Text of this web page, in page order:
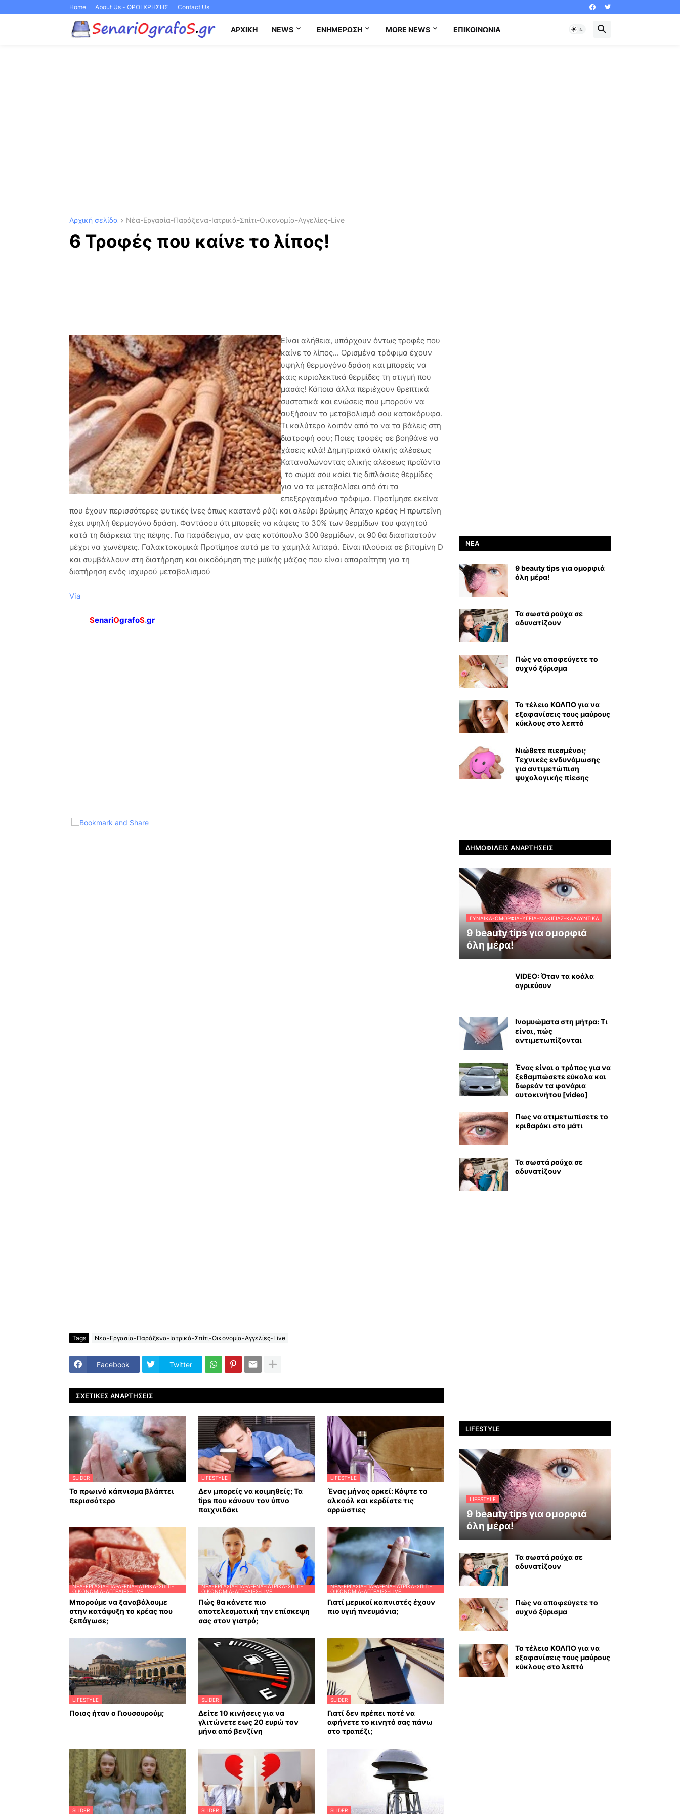
Home About Us - ΟΡΟΙ ΧΡΗΣΗΣ Contact Us
ΑΡΧΙΚΉ NEWS ΕΝΗΜΈΡΩΣΗ MORE NEWS ΕΠΙΚΟΙΝΩΝΊΑ
Αρχική σελίδα Νέα-Εργασία-Παράξενα-Ιατρικά-Σπίτι-Οικονομία-Αγγελίες-Live
6 Τροφές που καίνε το λίπος!
Είναι αλήθεια, υπάρχουν όντως τροφές που
καίνε το λίπος... Ορισμένα τρόφιμα έχουν
υψηλή θερμογόνο δράση και μπορείς να
καις κυριολεκτικά θερμίδες τη στιγμή που
μασάς! Κάποια άλλα περιέχουν θρεπτικά
συστατικά και ενώσεις που μπορούν να
αυξήσουν το μεταβολισμό σου κατακόρυφα.
Τι καλύτερο λοιπόν από το να τα βάλεις στη
διατροφή σου; Ποιες τροφές σε βοηθάνε να
χάσεις κιλά! Δημητριακά ολικής αλέσεως
Καταναλώνοντας ολικής αλέσεως προϊόντα
, το σώμα σου καίει τις διπλάσιες θερμίδες
για να τα μεταβολίσει από ότι τα
επεξεργασμένα τρόφιμα. Προτίμησε εκείνα
που έχουν περισσότερες φυτικές ίνες όπως καστανό ρύζι και αλεύρι βρώμης Άπαχο κρέας Η πρωτεΐνη
έχει υψηλή θερμογόνο δράση. Φαντάσου ότι μπορείς να κάψεις το 30% των θερμίδων του φαγητού
κατά τη διάρκεια της πέψης. Για παράδειγμα, αν φας κοτόπουλο 300 θερμίδων, οι 90 θα διασπαστούν
μέχρι να χωνέψεις. Γαλακτοκομικά Προτίμησε αυτά με τα χαμηλά λιπαρά. Είναι πλούσια σε βιταμίνη D
και συμβάλλουν στη διατήρηση και οικοδόμηση της μυϊκής μάζας που είναι απαραίτητη για τη
διατήρηση ενός ισχυρού μεταβολισμού
Via
SenariOgrafoS.gr
Tags Νέα-Εργασία-Παράξενα-Ιατρικά-Σπίτι-Οικονομία-Αγγελίες-Live
Facebook Twitter
ΣΧΕΤΙΚΈΣ ΑΝΑΡΤΉΣΕΙΣ
SLIDER
Το πρωινό κάπνισμα βλάπτει
περισσότερο
LIFESTYLE
Δεν μπορείς να κοιμηθείς; Τα
tips που κάνουν τον ύπνο
παιχνιδάκι
LIFESTYLE
Ένας μήνας αρκεί: Κόψτε το
αλκοόλ και κερδίστε τις
αρρώστιες
ΝΈΑ-ΕΡΓΑΣΊΑ-ΠΑΡΆΞΕΝΑ-ΙΑΤΡΙΚΆ-ΣΠΊΤΙ-
ΟΙΚΟΝΟΜΊΑ-ΑΓΓΕΛΊΕΣ-LIVE
Μπορούμε να ξαναβάλουμε
στην κατάψυξη το κρέας που
ξεπάγωσε;
ΝΈΑ-ΕΡΓΑΣΊΑ-ΠΑΡΆΞΕΝΑ-ΙΑΤΡΙΚΆ-ΣΠΊΤΙ-
ΟΙΚΟΝΟΜΊΑ-ΑΓΓΕΛΊΕΣ-LIVE
Πώς θα κάνετε πιο
αποτελεσματική την επίσκεψη
σας στον γιατρό;
ΝΈΑ-ΕΡΓΑΣΊΑ-ΠΑΡΆΞΕΝΑ-ΙΑΤΡΙΚΆ-ΣΠΊΤΙ-
ΟΙΚΟΝΟΜΊΑ-ΑΓΓΕΛΊΕΣ-LIVE
Γιατί μερικοί καπνιστές έχουν
πιο υγιή πνευμόνια;
LIFESTYLE
Ποιος ήταν ο Γιουσουρούμ;
SLIDER
Δείτε 10 κινήσεις για να
γλιτώνετε εως 20 ευρώ τον
μήνα από βενζίνη
SLIDER
Γιατί δεν πρέπει ποτέ να
αφήνετε το κινητό σας πάνω
στο τραπέζι;
SLIDER SLIDER SLIDER
ΝΈΑ
9 beauty tips για ομορφιά
όλη μέρα!
Τα σωστά ρούχα σε
αδυνατίζουν
Πώς να αποφεύγετε το
συχνό ξύρισμα
Το τέλειο ΚΟΛΠΟ για να
εξαφανίσεις τους μαύρους
κύκλους στο λεπτό
Νιώθετε πιεσμένοι;
Τεχνικές ενδυνάμωσης
για αντιμετώπιση
ψυχολογικής πίεσης
ΔΗΜΟΦΙΛΕΊΣ ΑΝΑΡΤΉΣΕΙΣ
ΓΥΝΑΊΚΑ-ΟΜΟΡΦΙΆ-ΥΓΕΊΑ-ΜΑΚΙΓΙΆΖ-ΚΑΛΛΥΝΤΙΚΆ
9 beauty tips για ομορφιά
όλη μέρα!
VIDEO: Όταν τα κοάλα
αγριεύουν
Ινομυώματα στη μήτρα: Τι
είναι, πώς
αντιμετωπίζονται
Ένας είναι ο τρόπος για να
ξεθαμπώσετε εύκολα και
δωρεάν τα φανάρια
αυτοκινήτου [video]
Πως να ατιμετωπίσετε το
κριθαράκι στο μάτι
Τα σωστά ρούχα σε
αδυνατίζουν
LIFESTYLE
LIFESTYLE
9 beauty tips για ομορφιά
όλη μέρα!
Τα σωστά ρούχα σε
αδυνατίζουν
Πώς να αποφεύγετε το
συχνό ξύρισμα
Το τέλειο ΚΟΛΠΟ για να
εξαφανίσεις τους μαύρους
κύκλους στο λεπτό